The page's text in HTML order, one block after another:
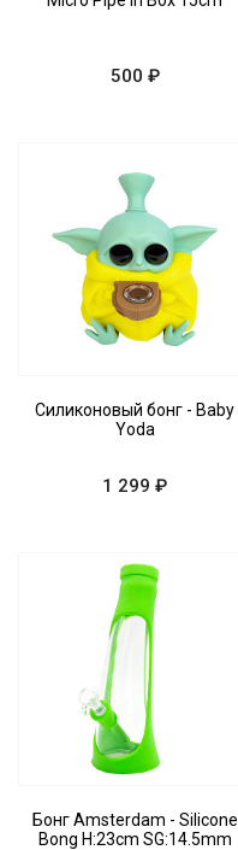
500 ₽
Силиконовый бонг - Baby
Yoda
1 299 ₽
Бонг Amsterdam - Silicone
Bong H:23cm SG:14.5mm